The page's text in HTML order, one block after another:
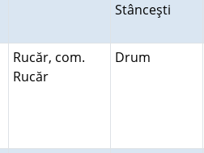
Stânceşti
Rucăr, com.
Rucăr
Drum